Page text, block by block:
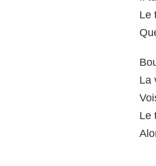
Le
La
Le